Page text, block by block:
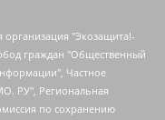
ответственностью "Честные выборы", Еланчик Олег Александрович, Общество с ограниченной ответственностью "Нобелевский призыв", Гималова Регина Эмилевна, Григорьев Андрей Валерьевич, Григорьева Алина Александровна, Ассоциация по содействию защите прав призывников, альтернативнослужащих и военнослужащих "Правозащитная группа "Гражданин.Армия.Право", Хисамова Регина Фаритовна, Автономная некоммерческая организация по реализации социально-правовых программ "Лилит", Дальневосточное общественное движение "Маяк", Санкт-Петербургская ЛГБТ-инициативная группа "Выход", Инициативная группа ЛГБТ+ "Реверс", Алексеев Андрей Викторович, Бекбулатова Таисия Львовна, Беляев Иван Михайлович, Владыкина Елена Сергеевна, Гельман Марат Александрович, Никульшина Вероника Юрьевна, Толоконникова Надежда Андреевна, Шендерович Виктор Анатольевич, Общество с ограниченной ответственностью "Данное сообщение", Общество с ограниченной ответственностью Издательский дом "Новая глава", Айнбиндер Александра Александровна, Московский комьюнити-центр для ЛГБТ+инициатив, Благотворительный фонд развития филантропии, Deutsche Welle (Германия, Kurt-Schumacher-Strasse 3, 53113 Bonn), Борзунова Мария Михайловна, Воробьев Виктор Викторович, Голубева Анна Львовна, Константинова Алла Михайловна, Малкова Ирина Владимировна, Мурадов Мурад Абдулгалимович, Осетинская Елизавета Николаевна, Понасенков Евгений Николаевич, Ганапольский Матвей Юрьевич, Киселев Евгений Алексеевич, Борухович Ирина Григорьевна, Дремин Иван Тимофеевич, Дубровский Дмитрий Викторович, Красноярская региональная общественная организация поддержки и развития альтернативных образовательных технологий и межкультурных коммуникаций "ИНТЕРРА", Маяковская Екатерина Алексеевна, Фейгин Марк Захарович, Филимонов Андрей Викторович, Дзугкоева Регина Николаевна, Доброхотов Роман Александрович, Дудь Юрий Александрович, Елкин Сергей Владимирович, Кругликов Кирилл Игоревич, Сабунаева Мария Леонидовна, Семенов Алексей Владимирович, Шаинян Карен Багратович, Шульман Екатерина Михайловна, Асафьев Артур Валерьевич, Вахштайн Виктор Семенович, Венедиктов Алексей Алексеевич, Лушникова Екатерина Евгеньевна, Волков Леонид Михайлович, Невзоров Александр Глебович, Пархоменко Сергей Борисович, Сироткин Ярослав Николаевич, Кара-Мурза Владимир Владимирович, Баранова Наталья Владимировна, Гозман Леонид Яковлевич, Кагарлицкий Борис Юльевич, Климарев Михаил Валерьевич, Милов Владимир Станиславович, Автономная некоммерческая организация Краснодарский центр современного искусства "Типография", Моргенштерн Алишер Тагирович, Соболь Любовь Эдуардовна, Общество с ограниченной ответственностью "ЛИЗА НОРМ", Каспаров Гарри Кимович, Ходорковский Михаил Борисович, Общество с ограниченной ответственностью "Апрельские тезисы", Данилович Ирина Брониславовна, Кашин Олег Владимирович, Петров Николай Владимирович, Пивоваров Алексей Владимирович, Соколов Михаил Владимирович, Цветкова Юлия Владимировна, Чичваркин Евгений Александрович, Комитет против пыток/Команда против пыток, Общество с ограниченной ответственностью "Первый научный", Общество с ограниченной ответственностью "Вертолет и ко", Белоцерковская Вероника Борисовна, Кац Максим Евгеньевич, Лазарева Татьяна Юрьевна, Шаведдинов Руслан Табризович, Яшин Илья Валерьевич, Общество с ограниченной ответственностью "Иноагент ААВ", Алешковский Дмитрий Петрович, Альбац Евгения Марковна, Быков Дмитрий Львович, Галямина Юлия Евгеньевна, Лойко Сергей Леонидович, Мартынов Кирилл Константинович, Медведев Сергей Александрович, Крашенинников Федор Геннадиевич, Гордеева Катерина Вл